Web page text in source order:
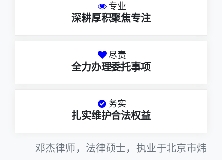
专业
深耕厚积聚焦专注
尽责
全力办理委托事项
务实
扎实维护合法权益
邓杰律师，法律硕士，执业于北京市炜